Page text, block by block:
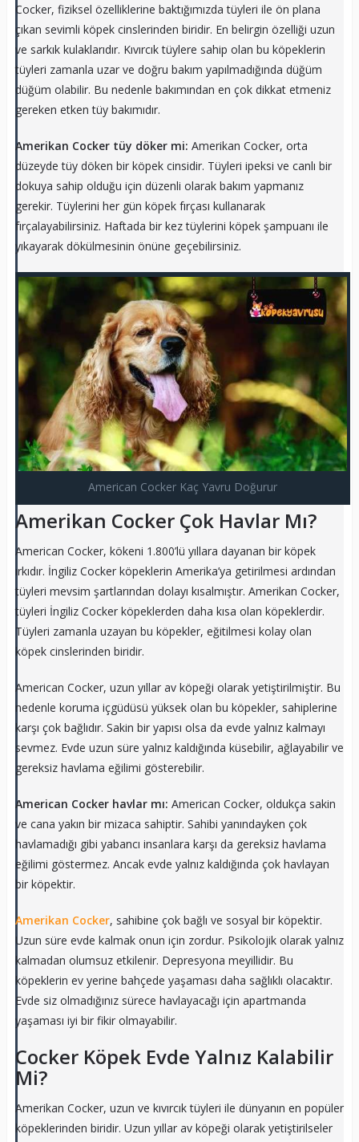
Cocker, fiziksel özelliklerine baktığımızda tüyleri ile ön plana
çıkan sevimli köpek cinslerinden biridir. En belirgin özelliği uzun
ve sarkık kulaklarıdır. Kıvırcık tüylere sahip olan bu köpeklerin
tüyleri zamanla uzar ve doğru bakım yapılmadığında düğüm
düğüm olabilir. Bu nedenle bakımından en çok dikkat etmeniz
gereken etken tüy bakımıdır.
Amerikan Cocker tüy döker mi: Amerikan Cocker, orta
düzeyde tüy döken bir köpek cinsidir. Tüyleri ipeksi ve canlı bir
dokuya sahip olduğu için düzenli olarak bakım yapmanız
gerekir. Tüylerini her gün köpek fırçası kullanarak
fırçalayabilirsiniz. Haftada bir kez tüylerini köpek şampuanı ile
yıkayarak dökülmesinin önüne geçebilirsiniz.
American Cocker Kaç Yavru Doğurur
Amerikan Cocker Çok Havlar Mı?
American Cocker, kökeni 1.800’lü yıllara dayanan bir köpek
ırkıdır. İngiliz Cocker köpeklerin Amerika’ya getirilmesi ardından
tüyleri mevsim şartlarından dolayı kısalmıştır. Amerikan Cocker,
tüyleri İngiliz Cocker köpeklerden daha kısa olan köpeklerdir.
Tüyleri zamanla uzayan bu köpekler, eğitilmesi kolay olan
köpek cinslerinden biridir.
American Cocker, uzun yıllar av köpeği olarak yetiştirilmiştir. Bu
nedenle koruma içgüdüsü yüksek olan bu köpekler, sahiplerine
karşı çok bağlıdır. Sakin bir yapısı olsa da evde yalnız kalmayı
sevmez. Evde uzun süre yalnız kaldığında küsebilir, ağlayabilir ve
gereksiz havlama eğilimi gösterebilir.
American Cocker havlar mı: American Cocker, oldukça sakin
ve cana yakın bir mizaca sahiptir. Sahibi yanındayken çok
havlamadığı gibi yabancı insanlara karşı da gereksiz havlama
eğilimi göstermez. Ancak evde yalnız kaldığında çok havlayan
bir köpektir.
Amerikan Cocker, sahibine çok bağlı ve sosyal bir köpektir.
Uzun süre evde kalmak onun için zordur. Psikolojik olarak yalnız
kalmadan olumsuz etkilenir. Depresyona meyillidir. Bu
köpeklerin ev yerine bahçede yaşaması daha sağlıklı olacaktır.
Evde siz olmadığınız sürece havlayacağı için apartmanda
yaşaması iyi bir fikir olmayabilir.
Cocker Köpek Evde Yalnız Kalabilir
Mi?
Amerikan Cocker, uzun ve kıvırcık tüyleri ile dünyanın en popüler
köpeklerinden biridir. Uzun yıllar av köpeği olarak yetiştirilseler